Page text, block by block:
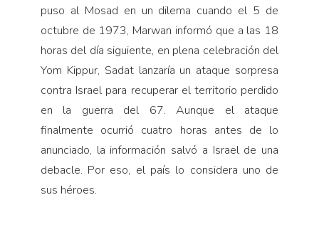
puso al Mosad en un dilema cuando el 5 de
octubre de 1973, Marwan informó que a las 18
horas del día siguiente, en plena celebración del
Yom Kippur, Sadat lanzaría un ataque sorpresa
contra Israel para recuperar el territorio perdido
en la guerra del 67. Aunque el ataque
finalmente ocurrió cuatro horas antes de lo
anunciado, la información salvó a Israel de una
debacle. Por eso, el país lo considera uno de
sus héroes.